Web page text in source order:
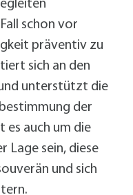
schon vor
präventiv zu
sich an den
unterstützt die
der
es auch um die
Lage sein, diese
und sich